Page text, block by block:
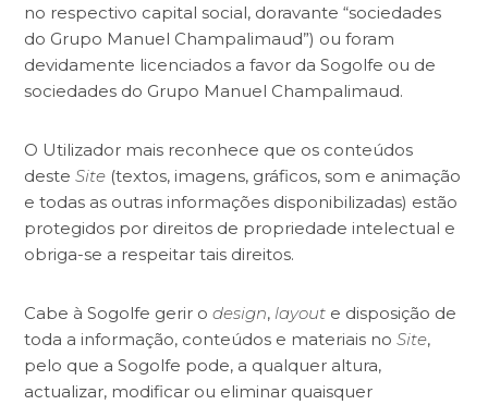
no respectivo capital social, doravante “sociedades
do Grupo Manuel Champalimaud”) ou foram
devidamente licenciados a favor da Sogolfe ou de
sociedades do Grupo Manuel Champalimaud.
O Utilizador mais reconhece que os conteúdos
desteSite (textos, imagens, gráficos, som e animação
e todas as outras informações disponibilizadas) estão
protegidos por direitos de propriedade intelectual e
obriga-se a respeitar tais direitos.
Cabe à Sogolfe gerir odesign, layout e disposição de
toda a informação, conteúdos e materiais noSite,
pelo que a Sogolfe pode, a qualquer altura,
actualizar, modificar ou eliminar quaisquer